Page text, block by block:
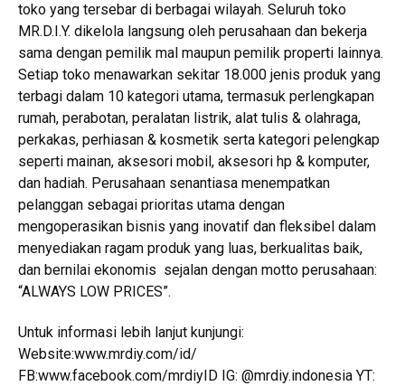
toko yang tersebar di berbagai wilayah. Seluruh toko
MR.D.I.Y. dikelola langsung oleh perusahaan dan bekerja
sama dengan pemilik mal maupun pemilik properti lainnya.
Setiap toko menawarkan sekitar 18.000 jenis produk yang
terbagi dalam 10 kategori utama, termasuk perlengkapan
rumah, perabotan, peralatan listrik, alat tulis & olahraga,
perkakas, perhiasan & kosmetik serta kategori pelengkap
seperti mainan, aksesori mobil, aksesori hp & komputer,
dan hadiah. Perusahaan senantiasa menempatkan
pelanggan sebagai prioritas utama dengan
mengoperasikan bisnis yang inovatif dan fleksibel dalam
menyediakan ragam produk yang luas, berkualitas baik,
dan bernilai ekonomis sejalan dengan motto perusahaan:
“ALWAYS LOW PRICES”.
Untuk informasi lebih lanjut kunjungi:
Website:www.mrdiy.com/id/
FB:www.facebook.com/mrdiyID IG: @mrdiy.indonesia YT: